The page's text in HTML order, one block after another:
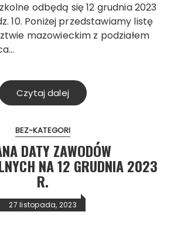
odbędą się 12 grudnia 2023
10. Poniżej przedstawiamy listę
mazowieckim z podziałem
Czytaj dalej
BEZ-KATEGORI
DATY ZAWODÓW
NA 12 GRUDNIA 2023
R.
27 listopada, 2023